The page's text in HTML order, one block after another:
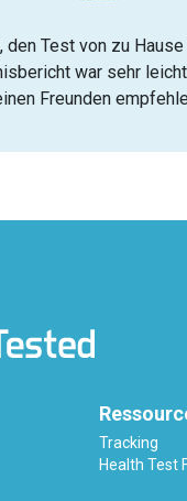
den Test von zu
war sehr
Freunden
Tracking
Health Test